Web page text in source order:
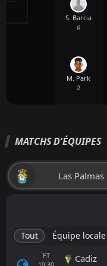
M. Park
2
S. Barcia
6
MATCHS D'ÉQUIPES
Las Palmas
Tout Équipe locale
FT
Cadiz